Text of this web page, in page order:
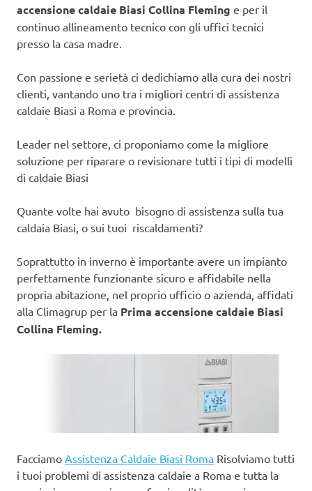
accensione caldaie Biasi Collina Fleming e per il
continuo allineamento tecnico con gli uffici tecnici
presso la casa madre.
Con passione e serietà ci dedichiamo alla cura dei nostri
clienti, vantando uno tra i migliori centri di assistenza
caldaie Biasi a Roma e provincia.
Leader nel settore, ci proponiamo come la migliore
soluzione per riparare o revisionare tutti i tipi di modelli
di caldaie Biasi
Quante volte hai avuto bisogno di assistenza sulla tua
caldaia Biasi, o sui tuoi riscaldamenti?
Soprattutto in inverno è importante avere un impianto
perfettamente funzionante sicuro e affidabile nella
propria abitazione, nel proprio ufficio o azienda, affidati
alla Climagrup per la Prima accensione caldaie Biasi
Collina Fleming.
Facciamo Assistenza Caldaie Biasi Roma Risolviamo tutti
i tuoi problemi di assistenza caldaie a Roma e tutta la